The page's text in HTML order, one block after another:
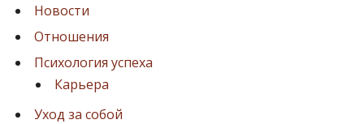
Новости
Отношения
Психология успеха
Карьера
Уход за собой